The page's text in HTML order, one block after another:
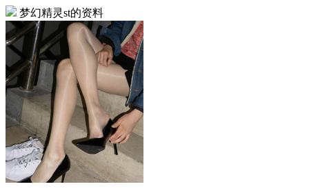
梦幻精灵st的资料